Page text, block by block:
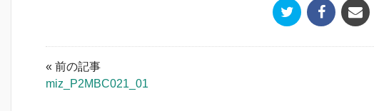
« 前の記事
miz_P2MBC021_01